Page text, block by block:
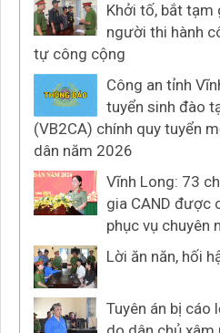
Khởi tố, bắt
người thi hành
tự công cộng
Công an tỉnh
tuyển sinh đào
(VB2CA) chính quy tuyển
dân năm 2026
Vĩnh Long: 73
gia CAND được
phục vụ chuyên
Lời ăn năn, hối
Tuyên án bị cáo